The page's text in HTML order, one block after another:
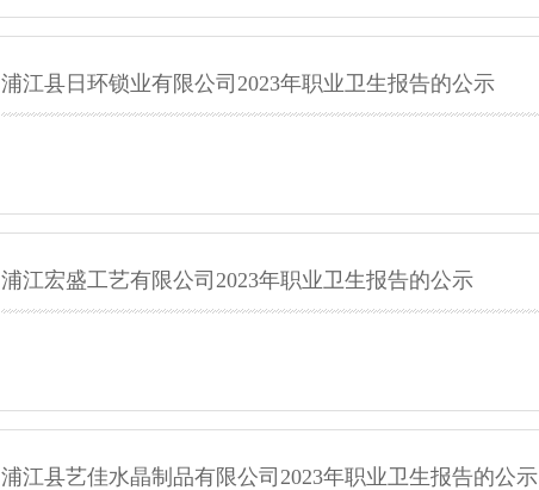
浦江县日环锁业有限公司2023年职业卫生报告的公示
浦江宏盛工艺有限公司2023年职业卫生报告的公示
浦江县艺佳水晶制品有限公司2023年职业卫生报告的公示